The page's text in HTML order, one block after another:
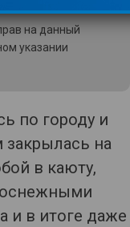
на данный
указании
по городу и
закрылась на
в каюту,
и в итоге даже